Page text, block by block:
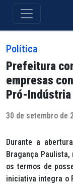
Política
Prefeitura
empresas
Pró-Indústria
30 de setembro de
Durante a
Bragança
os termos de
iniciativa integra o